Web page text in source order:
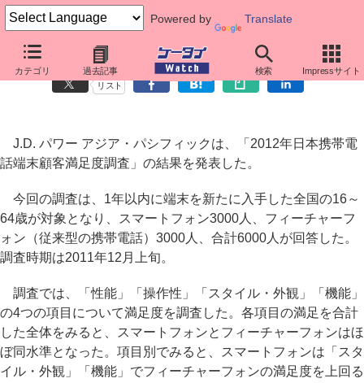
Powered by Translate
カテゴリ 過去記事 検索 Impressサイト
スマホの顧客満足度、全体では携帯電話と同水準に
リスト
J.D. パワー アジア・パシフィックは、「2012年日本携帯電
話端末顧客満足度調査」の結果を発表した。
今回の調査は、1年以内に端末を新たに入手した全国の16～
64歳が対象となり、スマートフォン3000人、フィーチャーフ
ォン（従来型の携帯電話）3000人、合計6000人が回答した。
調査時期は2011年12月上旬。
調査では、「性能」「操作性」「スタイル・外観」「機能」
の4つの項目について満足度を調査した。各項目の満足を合計
した全体をみると、スマートフォンとフィーチャーフォンはほ
ぼ同水準となった。項目別でみると、スマートフォンは「スタ
イル・外観」「機能」でフィーチャーフォンの満足度を上回る